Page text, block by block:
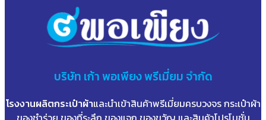
บริษัท เก้าพอเพียง พรีเมี่ยม จำกัด
โรงงานผลิตกระเป๋าผ้าและนำเข้าสินค้าพรีเมี่ยมครบวงจร กระเป๋าผ้า